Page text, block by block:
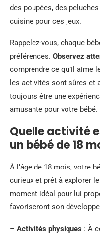
des poupées, des
cuisine pour ces jeux.
Rappelez-vous, chaque
préférences. Observez
comprendre ce qu’il aime
les activités sont sûres et
toujours être une
amusante pour votre bébé.
Quelle activité
un bébé de 18
À l’âge de 18 mois, votre
curieux et prêt à explorer
moment idéal pour lui
favoriseront son
– Activités physiques : À